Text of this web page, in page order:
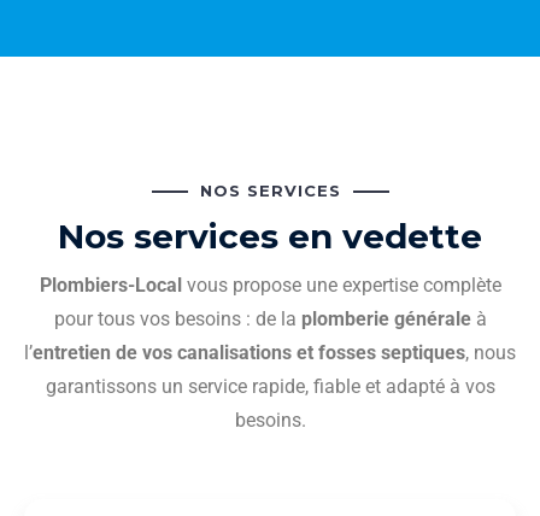
NOS SERVICES
Nos services en vedette
Plombiers-Local vous propose une expertise complète
pour tous vos besoins : de la plomberie généraleà
l’entretien de vos canalisations et fosses septiques, nous
garantissons un service rapide, fiable et adapté à vos
besoins.